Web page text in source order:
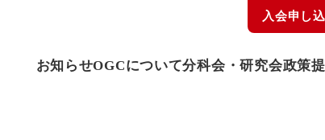
お知らせOGCについて分科会・研究会政策
入会申し